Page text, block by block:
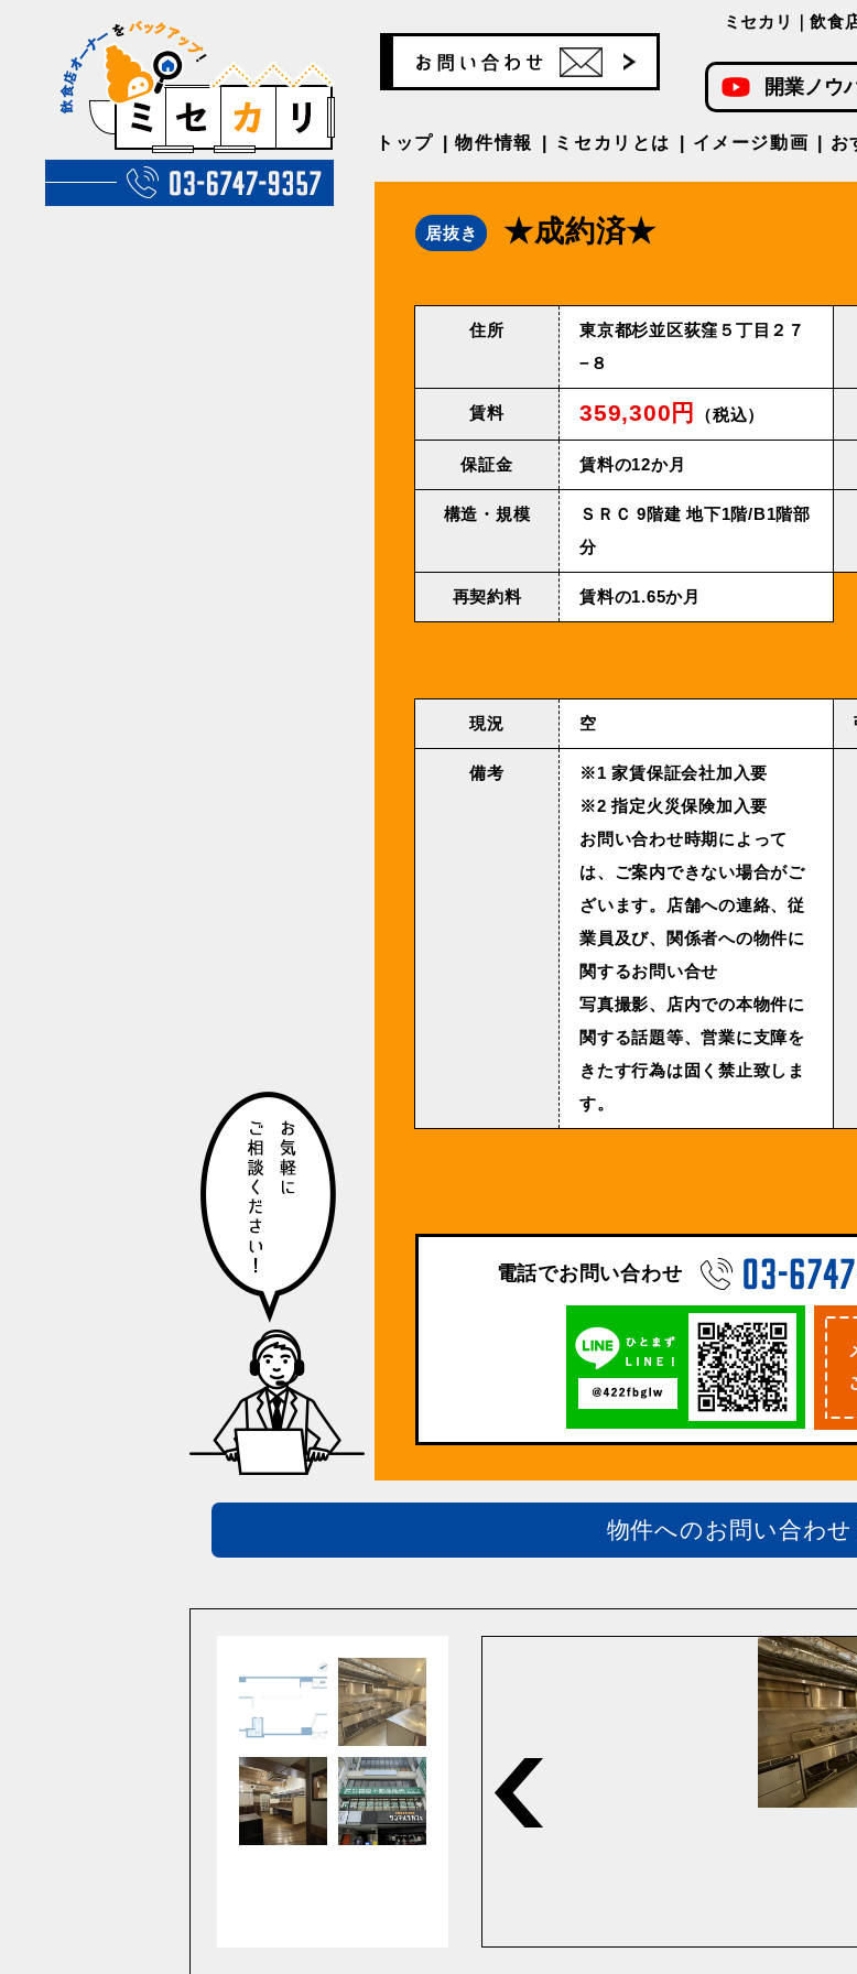
ミセカリ｜飲食
開業ノウ
トップ 物件情報 ミセカリとは イメージ動画 お
居抜き ★成約済★
住所
東京都杉並区荻窪５丁目２７
−８
賃料 359,300円 （税込）
保証金 賃料の12か月
構造・規模
ＳＲＣ 9階建 地下1階/B1階部
分
再契約料 賃料の1.65か月
現況 空
備考
※1 家賃保証会社加入要
※2 指定火災保険加入要
お問い合わせ時期によって
は、ご案内できない場合がご
ざいます。店舗への連絡、従
業員及び、関係者への物件に
関するお問い合せ
写真撮影、店内での本物件に
関する話題等、営業に支障を
きたす行為は固く禁止致しま
す。
電話でお問い合わせ
物件へのお問い合わせ